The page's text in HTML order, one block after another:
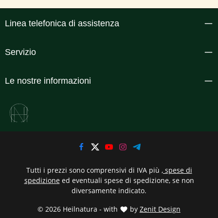
Linea telefonica di assistenza
Servizio
Le nostre informazioni
© 2026 Heilnatura - with by Zenit Design
Tutti i prezzi sono comprensivi di IVA più , spese di
spedizioneed eventuali spese di spedizione, se non
diversamente indicato.